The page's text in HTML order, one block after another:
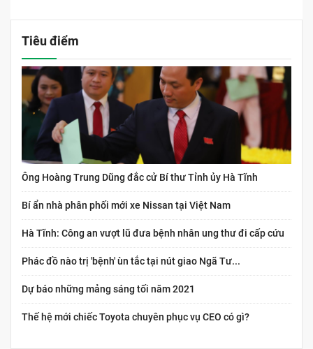
Tiêu điểm
Ông Hoàng Trung Dũng đắc cử Bí thư Tỉnh ủy Hà Tĩnh
Bí ẩn nhà phân phối mới xe Nissan tại Việt Nam
Hà Tĩnh: Công an vượt lũ đưa bệnh nhân ung thư đi cấp cứu
Phác đồ nào trị 'bệnh' ùn tắc tại nút giao Ngã Tư...
Dự báo những mảng sáng tối năm 2021
Thế hệ mới chiếc Toyota chuyên phục vụ CEO có gì?